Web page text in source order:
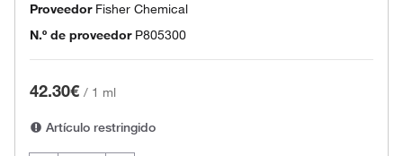
Proveedor Fisher Chemical
N.º de proveedor P805300
42.30€ / 1 ml
Artículo restringido